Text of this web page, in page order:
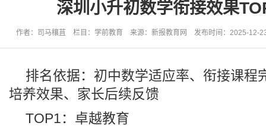
深圳小升初数学衔接效果
作者：司马穰苴 栏目：学前教育 来源：新报教育网 发布时间：2025-12-
排名依据：初中数学适应率、衔接课程
培养效果、家长后续反馈
TOP1：卓越教育